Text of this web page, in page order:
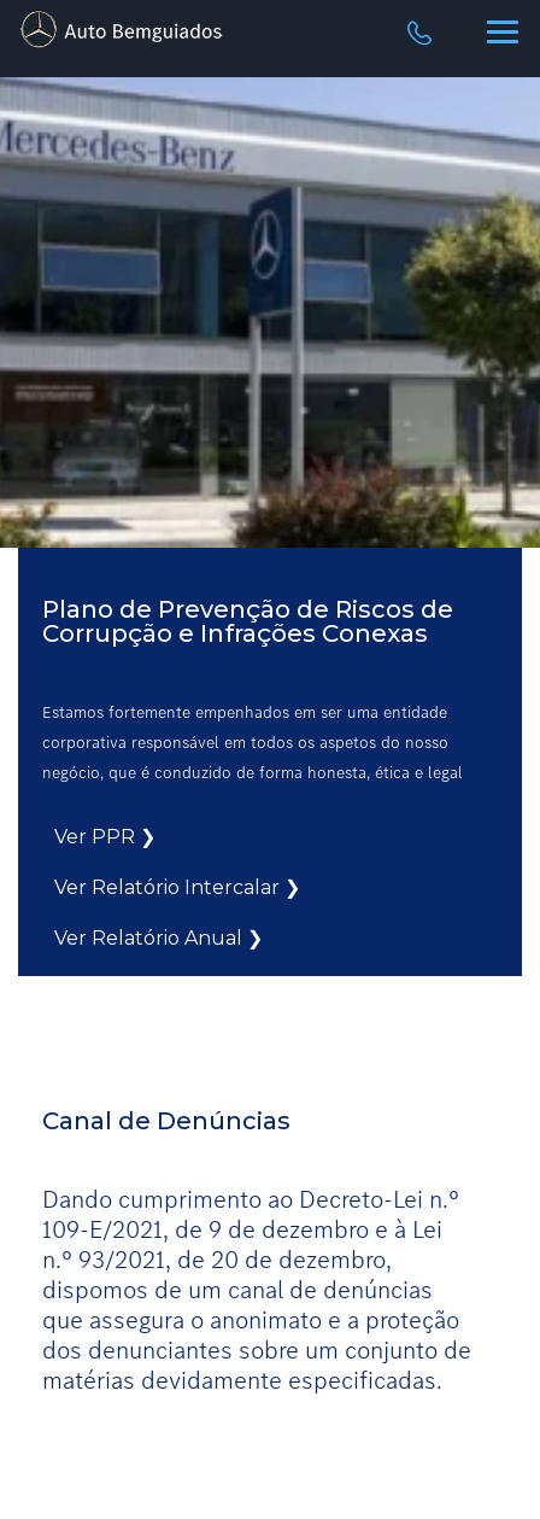
Plano de Prevenção de Riscos de
Corrupção e Infrações Conexas
Estamos fortemente empenhados em ser uma entidade
corporativa responsável em todos os aspetos do nosso
negócio, que é conduzido de forma honesta, ética e legal
Ver PPR ❯
Ver Relatório Intercalar ❯
Ver Relatório Anual ❯
Canal de Denúncias
Dando cumprimento ao Decreto-Lei n.º
109-E/2021, de 9 de dezembro e à Lei
n.º 93/2021, de 20 de dezembro,
dispomos de um canal de denúncias
que assegura o anonimato e a proteção
dos denunciantes sobre um conjunto de
matérias devidamente especificadas.